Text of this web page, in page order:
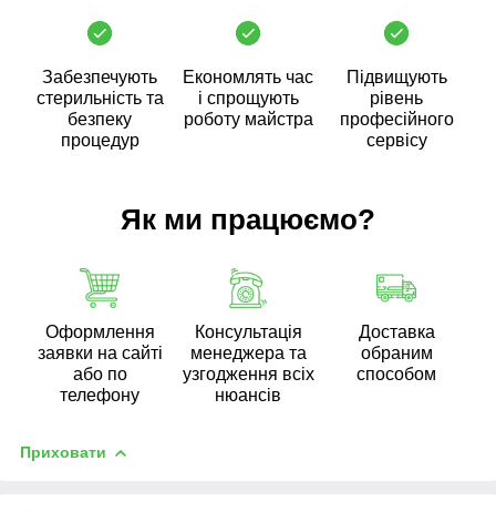
Забезпечують
стерильність та
безпеку
процедур
Економлять час
і спрощують
роботу майстра
Підвищують
рівень
професійного
сервісу
Як ми працюємо?
Оформлення
заявки на сайті
або по
телефону
Консультація
менеджера та
узгодження всіх
нюансів
Доставка
обраним
способом
Приховати